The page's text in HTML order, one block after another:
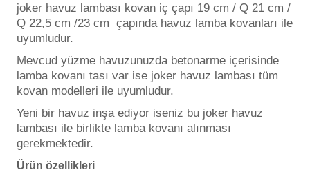
Kartuş Filtreler
Kuvars Cam
Olimpik Havuz
joker havuz lambası kovan iç çapı 19 cm / Q 21 cm /
Q 22,5 cm /23 cm çapında havuz lamba kovanları ile
uyumludur.
Mevcud yüzme havuzunuzda betonarme içerisinde
lamba kovanı tası var ise joker havuz lambası tüm
kovan modelleri ile uyumludur.
Yeni bir havuz inşa ediyor iseniz bu joker havuz
lambası ile birlikte lamba kovanı alınması
gerekmektedir.
Ürün özellikleri